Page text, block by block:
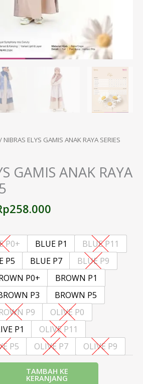
/ NIBRAS ELYS GAMIS ANAK RAYA SERIES
GAMIS ANAK RAYA
258.000
P0+ BLUE P1
BLUE P11
P5 BLUE P7
BLUE P9
P0+
BROWN P1
P3
BROWN P5
P9
OLIVE P0
P1
OLIVE P11
P5 OLIVE P7 OLIVE P9
TAMBAH KE
KERANJANG